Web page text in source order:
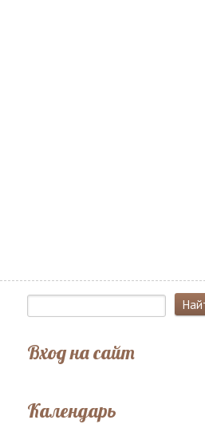
Вход на сайт
Календарь